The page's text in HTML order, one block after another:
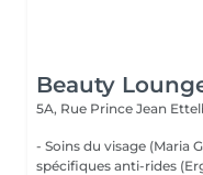
Beauty
5A, Rue Prince Jean
- Soins du visage (Maria
spécifiques anti-rides